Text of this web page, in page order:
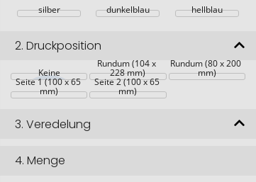
silber
dunkelblau hellblau
2.Druckposition
Keine
Rundum (104 x
228 mm)
Rundum (80 x 200
mm)
Seite 1 (100 x 65
mm)
Seite 2 (100 x 65
mm)
3.Veredelung
4.Menge